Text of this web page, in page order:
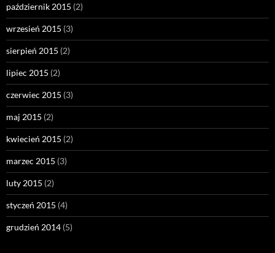
październik 2015 (2)
wrzesień 2015 (3)
sierpień 2015 (2)
lipiec 2015 (2)
czerwiec 2015 (3)
maj 2015 (2)
kwiecień 2015 (2)
marzec 2015 (3)
luty 2015 (2)
styczeń 2015 (4)
grudzień 2014 (5)